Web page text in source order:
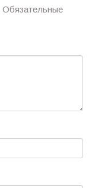
Обязательные